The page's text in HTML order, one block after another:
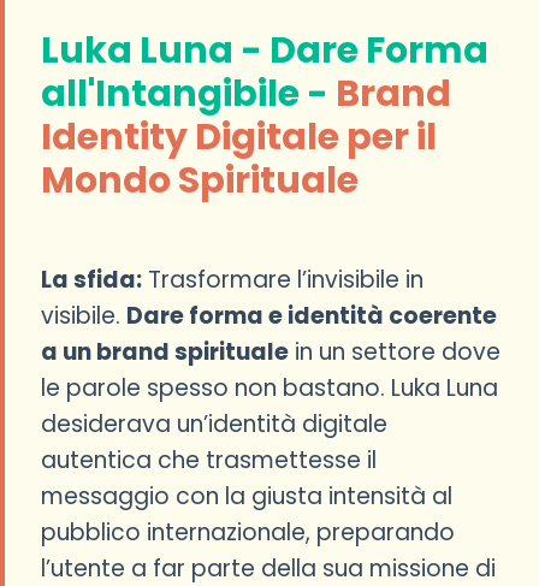
Luka Luna - Dare Forma
all'Intangibile - Brand
Identity Digitale per il
Mondo Spirituale
La sfida: Trasformare l’invisibile in
visibile. Dare forma e identità coerente
a un brand spirituale in un settore dove
le parole spesso non bastano. Luka Luna
desiderava un’identità digitale
autentica che trasmettesse il
messaggio con la giusta intensità al
pubblico internazionale, preparando
l’utente a far parte della sua missione di